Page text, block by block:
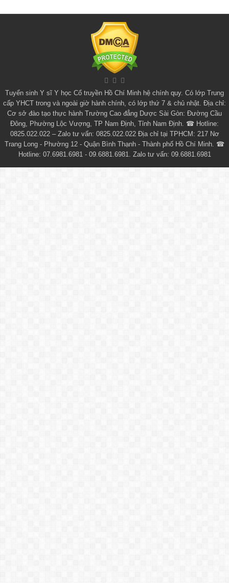
Tuyển sinh Y sĩ Y học Cổ truyền Hồ Chí Minh hệ chính quy. Có lớp Trung
cấp YHCT trong và ngoài giờ hành chính, có lớp thứ 7 & chủ nhật. Địa chỉ:
Cơ sở đào tạo thực hành Trường Cao đẳng Dược Sài Gòn: Đường Cầu
Đông, Phường Lộc Vượng, TP Nam Định, Tỉnh Nam Định. ☎ Hotline:
0825.022.022 – Zalo tư vấn: 0825.022.022 Địa chỉ tại TPHCM: 217 Nơ
Trang Long - Phường 12 - Quận Bình Thạnh - Thành phố Hồ Chí Minh. ☎
Hotline: 07.6981.6981 - 09.6881.6981. Zalo tư vấn: 09.6881.6981